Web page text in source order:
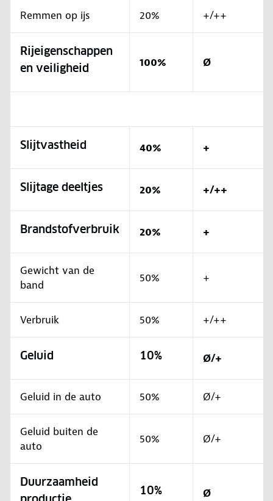
Remmen op ijs 20% +/++
Rijeigenschappen
en veiligheid
100% Ø
Slijtvastheid 40% +
Slijtage deeltjes 20% +/++
Brandstofverbruik 20% +
Gewicht van de
band
50% +
Verbruik 50% +/++
Geluid 10% Ø/+
Geluid in de auto 50% Ø/+
Geluid buiten de
auto
50% Ø/+
Duurzaamheid
10% Ø